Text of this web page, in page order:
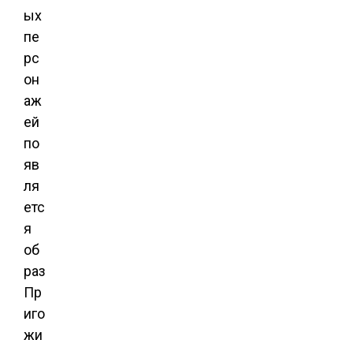
ых
пе
рс
он
аж
ей
по
яв
ля
етс
я
об
раз
Пр
иго
жи